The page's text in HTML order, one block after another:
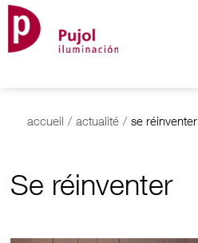
accueil / actualité / se réinventer
Se réinventer